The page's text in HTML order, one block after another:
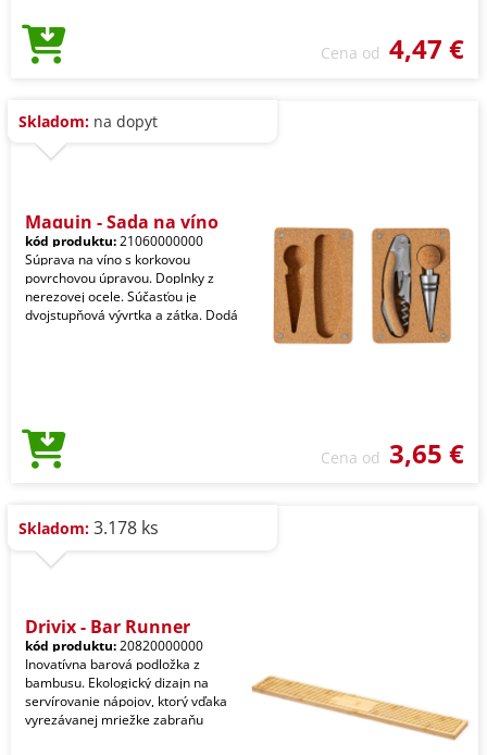
Cena od 4,47 €
Skladom: na dopyt
Maquin - Sada na víno
kód produktu:21060000000
Súprava na víno s korkovou
povrchovou úpravou. Doplnky z
nerezovej ocele. Súčasťou je
dvojstupňová vývrtka a zátka. Dodá
Cena od 3,65 €
Skladom: 3.178 ks
Drivix - Bar Runner
kód produktu:20820000000
Inovatívna barová podložka z
bambusu. Ekologický dizajn na
servírovanie nápojov, ktorý vďaka
vyrezávanej mriežke zabraňu